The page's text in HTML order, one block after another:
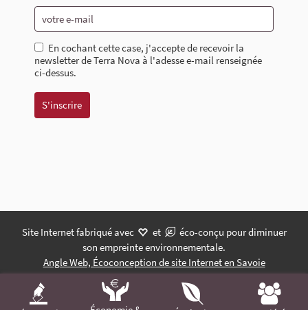
En cochant cette case, j'accepte de recevoir la
newsletter de Terra Nova à l'adesse e-mail renseignée
ci-dessus.
Site Internet fabriqué avec et
éco-conçu pour diminuer
son empreinte environnementale.
Angle Web, Écoconception de site Internet en Savoie